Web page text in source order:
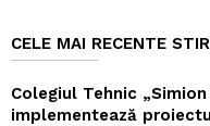
CELE MAI RECENTE
Colegiul Tehnic
implementează